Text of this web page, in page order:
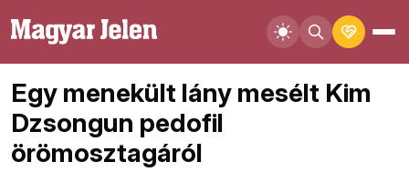
Egy menekült lány mesélt Kim
Dzsongun pedofil
örömosztagáról